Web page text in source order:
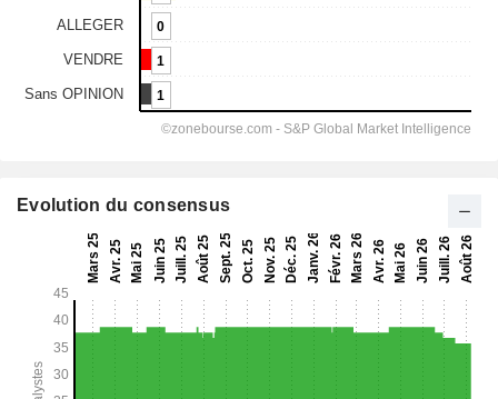
Evolution du consensus